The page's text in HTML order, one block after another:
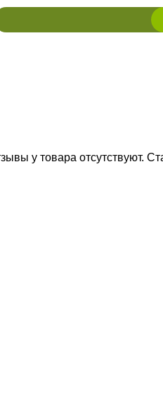
у товара отсутствуют.